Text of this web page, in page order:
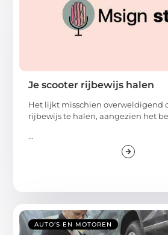
Je scooter rijbewijs halen
Het lijkt misschien overweldigend
rijbewijs te halen, aangezien het
...
AUTO’S EN MOTOREN